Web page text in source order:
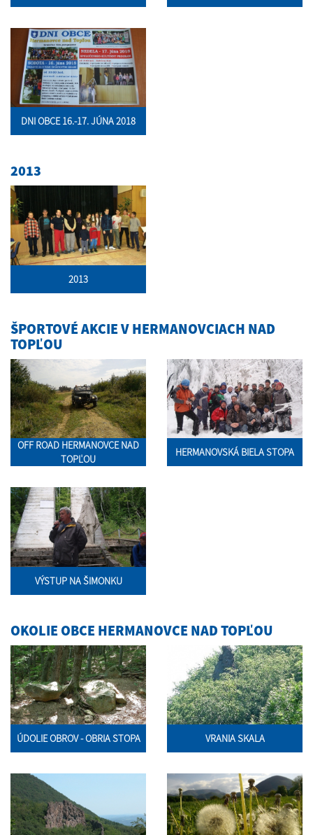
DNI OBCE 16.-17. JÚNA 2018
2013
2013
ŠPORTOVÉ AKCIE V HERMANOVCIACH NAD
TOPĽOU
OFF ROAD HERMANOVCE NAD
TOPĽOU
HERMANOVSKÁ BIELA STOPA
VÝSTUP NA ŠIMONKU
OKOLIE OBCE HERMANOVCE NAD TOPĽOU
ÚDOLIE OBROV - OBRIA STOPA VRANIA SKALA